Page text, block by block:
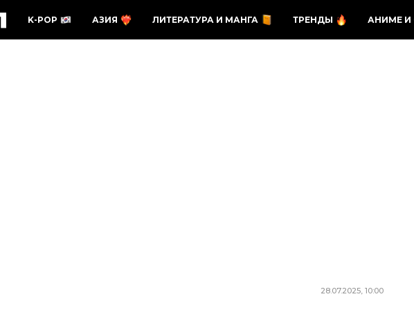
K-POP АЗИЯ ЛИТЕРАТУРА И МАНГА ТРЕНДЫ АНИМЕ И
28.07.2025, 10:00